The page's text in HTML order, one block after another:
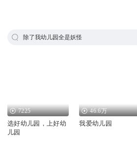
除了我幼儿园全是妖怪
7225
选好幼儿园，上好幼
儿园
46.6万
我爱幼儿园